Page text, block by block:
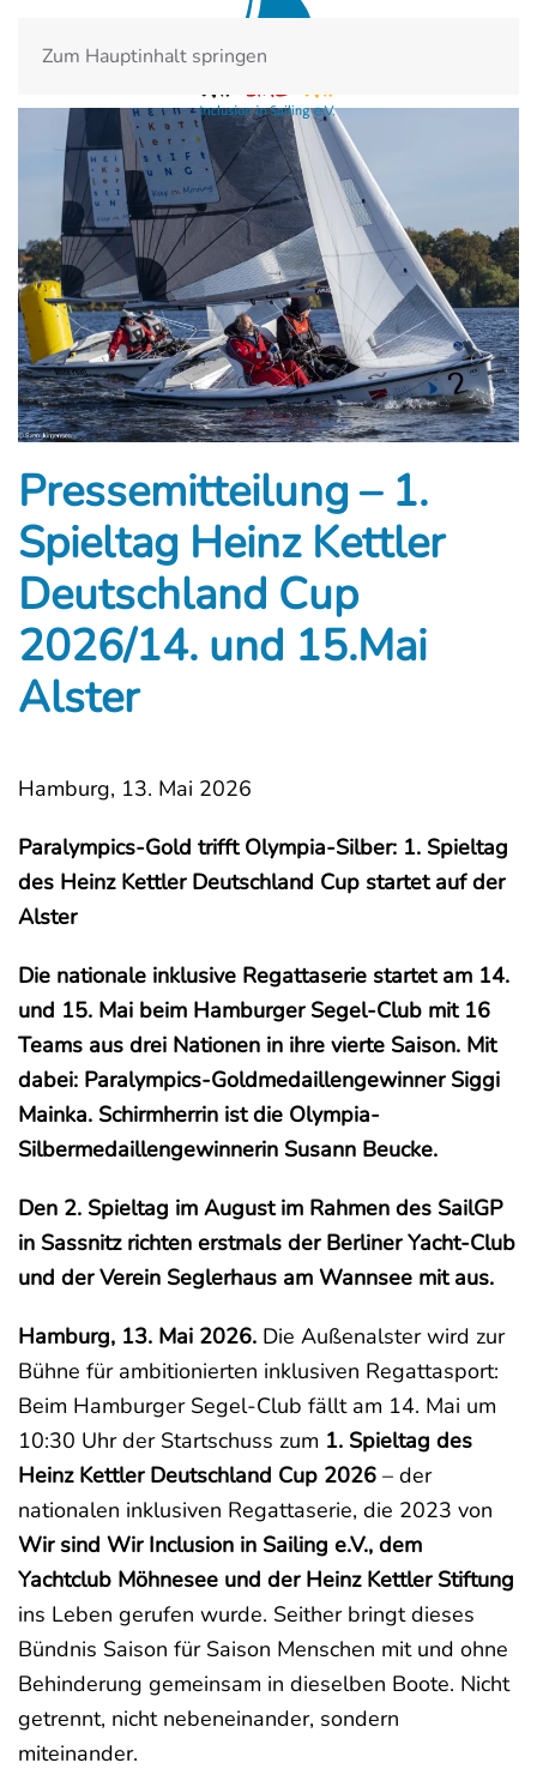
Zum Hauptinhalt springen
Pressemitteilung – 1.
Spieltag Heinz Kettler
Deutschland Cup
2026/14. und 15.Mai
Alster
Hamburg, 13. Mai 2026
Paralympics-Gold trifft Olympia-Silber: 1. Spieltag
des Heinz Kettler Deutschland Cup startet auf der
Alster
Die nationale inklusive Regattaserie startet am 14.
und 15. Mai beim Hamburger Segel-Club mit 16
Teams aus drei Nationen in ihre vierte Saison. Mit
dabei: Paralympics-Goldmedaillengewinner Siggi
Mainka. Schirmherrin ist die Olympia-
Silbermedaillengewinnerin Susann Beucke.
Den 2. Spieltag im August im Rahmen des SailGP
in Sassnitz richten erstmals der Berliner Yacht-Club
und der Verein Seglerhaus am Wannsee mit aus.
Hamburg, 13. Mai 2026. Die Außenalster wird zur
Bühne für ambitionierten inklusiven Regattasport:
Beim Hamburger Segel-Club fällt am 14. Mai um
10:30 Uhr der Startschuss zum 1. Spieltag des
Heinz Kettler Deutschland Cup 2026 – der
nationalen inklusiven Regattaserie, die 2023 von
Wir sind Wir Inclusion in Sailing e.V., dem
Yachtclub Möhnesee und der Heinz Kettler Stiftung
ins Leben gerufen wurde. Seither bringt dieses
Bündnis Saison für Saison Menschen mit und ohne
Behinderung gemeinsam in dieselben Boote. Nicht
getrennt, nicht nebeneinander, sondern
miteinander.